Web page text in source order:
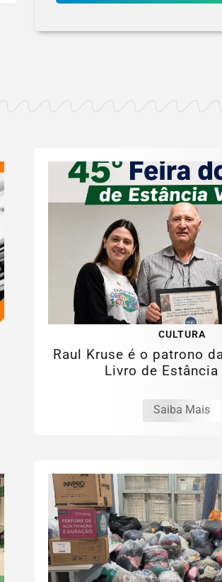
CULTURA
Raul Kruse é o patrono
Livro de Estância
Saiba Mais